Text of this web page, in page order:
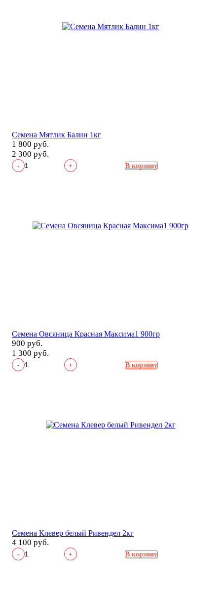
Семена Мятлик Балин 1кг
1 800 руб.
2 300 руб.
- + В корзину
Семена Овсяница Красная Максима1 900гр
900 руб.
1 300 руб.
- + В корзину
Семена Клевер белый Ривендел 2кг
4 100 руб.
- + В корзину